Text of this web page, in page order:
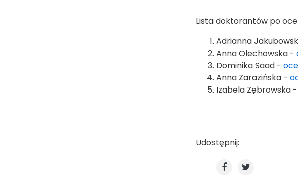
Lista doktorantów po
Adrianna
Anna Olechowska -
Dominika Saad -
Anna Zarazińska -
Izabela Zębrowska -
Udostępnij: